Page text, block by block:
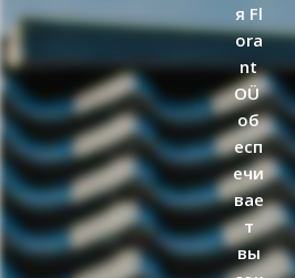
я Fl
ora
nt
OÜ
об
есп
ечи
вае
т
вы